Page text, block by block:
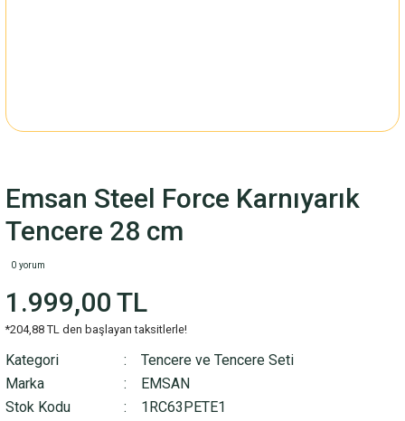
Emsan Steel Force Karnıyarık
Tencere 28 cm
0 yorum
1.999,00 TL
*204,88 TL den başlayan taksitlerle!
Kategori
Tencere ve Tencere Seti
Marka
EMSAN
Stok Kodu
1RC63PETE1